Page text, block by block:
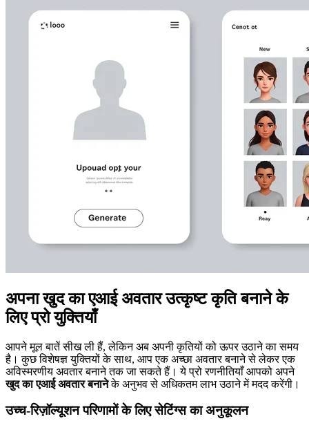
अपना खुद का एआई अवतार उत्कृष्ट कृति बनाने के
लिए प्रो युक्तियाँ
आपने मूल बातें सीख ली हैं, लेकिन अब अपनी कृतियों को ऊपर उठाने का समय
है। कुछ विशेषज्ञ युक्तियों के साथ, आप एक अच्छा अवतार बनाने से लेकर एक
अविस्मरणीय अवतार बनाने तक जा सकते हैं। ये प्रो रणनीतियाँ आपको अपने
खुद का एआई अवतार बनानेके अनुभव से अधिकतम लाभ उठाने में मदद करेंगी।
उच्च-रिज़ॉल्यूशन परिणामों के लिए सेटिंग्स का अनुकूलन